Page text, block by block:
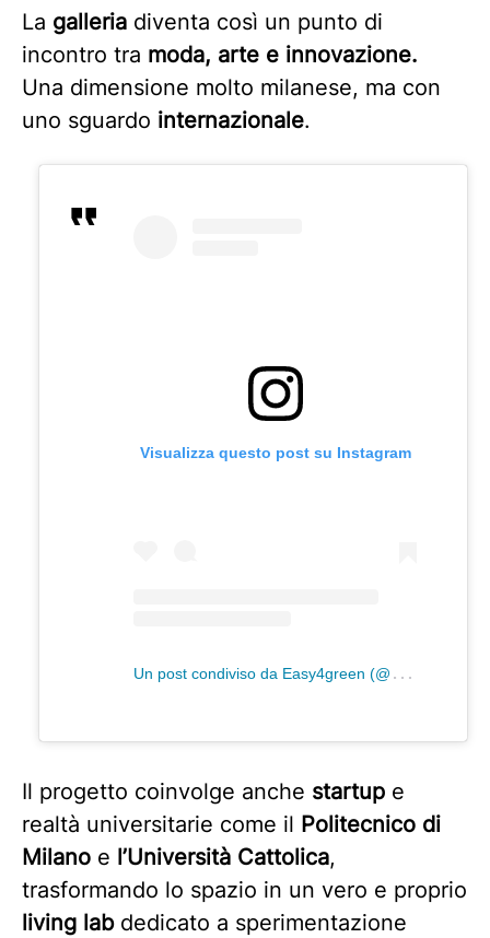
La galleria diventa così un punto di
incontro tra moda, arte e innovazione.
Una dimensione molto milanese, ma con
uno sguardo internazionale.
Visualizza questo post su Instagram
U
n post condiviso da Easy4green (@easy4green)
Il progetto coinvolge anche startup e
realtà universitarie come il Politecnico di
Milano e l’Università Cattolica,
trasformando lo spazio in un vero e proprio
living labdedicato a sperimentazione